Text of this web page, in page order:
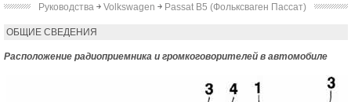
Руководства ￫ Volkswagen ￫ Passat B5 (Фольксваген Пассат)
ОБЩИЕ СВЕДЕНИЯ
Расположение радиоприемника и громкоговорителей в автомобиле